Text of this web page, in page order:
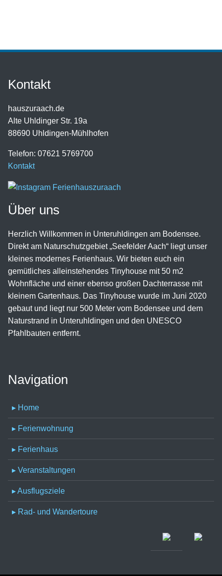
Kontakt
hauszuraach.de
Alte Uhldinger Str. 19a
88690 Uhldingen-Mühlhofen
Telefon: 07621 5769700
Kontakt
Über uns
Herzlich Willkommen in Unteruhldingen am Bodensee.
Direkt am Naturschutzgebiet „Seefelder Aach“ liegt unser
kleines modernes Ferienhaus. Wir bieten euch ein
gemütliches alleinstehendes Tinyhouse mit 50 m2
Wohnfläche und einer ebenso großen Dachterrasse mit
kleinem Gartenhaus. Das Tinyhouse wurde im Juni 2020
gebaut und liegt nur 500 Meter vom Bodensee und dem
Naturstrand in Unteruhldingen und den UNESCO
Pfahlbauten entfernt.
Navigation
▸ Home
▸ Ferienwohnung
▸ Ferienhaus
▸ Veranstaltungen
▸ Ausflugsziele
▸ Rad- und Wandertoure